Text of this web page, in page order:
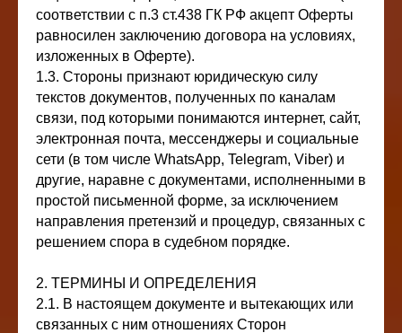
соответствии с п.3 ст.438 ГК РФ акцепт Оферты
равносилен заключению договора на условиях,
изложенных в Оферте).
1.3. Стороны признают юридическую силу
текстов документов, полученных по каналам
связи, под которыми понимаются интернет, сайт,
электронная почта, мессенджеры и социальные
сети (в том числе WhatsАpp, Telegram, Viber) и
другие, наравне с документами, исполненными в
простой письменной форме, за исключением
направления претензий и процедур, связанных с
решением спора в судебном порядке.
2. ТЕРМИНЫ И ОПРЕДЕЛЕНИЯ
2.1. В настоящем документе и вытекающих или
связанных с ним отношениях Сторон